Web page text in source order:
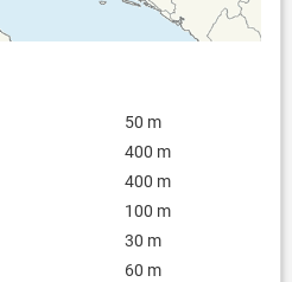
50 m
400 m
400 m
100 m
30 m
60 m